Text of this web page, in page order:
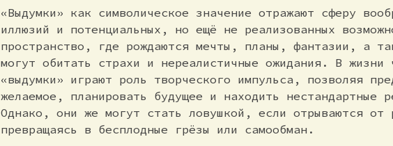
«Выдумки» как символическое значение отражают сферу
иллюзий и потенциальных, но ещё не реализованных
пространство, где рождаются мечты, планы, фантазии, а
могут обитать страхи и нереалистичные ожидания. В жизни
«выдумки» играют роль творческого импульса, позволяя
желаемое, планировать будущее и находить нестандартные
Однако, они же могут стать ловушкой, если отрываются от
превращаясь в бесплодные грёзы или самообман.